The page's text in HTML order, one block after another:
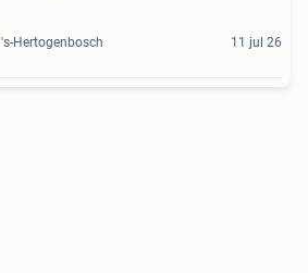
's-Hertogenbosch 11 jul 26